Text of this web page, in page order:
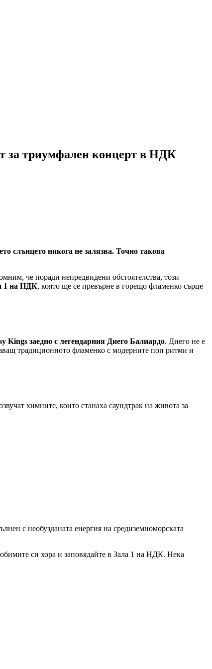
за триумфален концерт в НДК
слънцето никога не залязва. Точно такова
че поради непредвидени обстоятелства, този
1 на НДК, която ще се превърне в горещо фламенко сърце
Kings заедно с легендарния Диего Балиардо. Диего не е
традиционното фламенко с модерните поп ритми и
химните, които станаха саундтрак на живота за
с необузданата енергия на средиземноморската
си хора и заповядайте в Зала 1 на НДК. Нека